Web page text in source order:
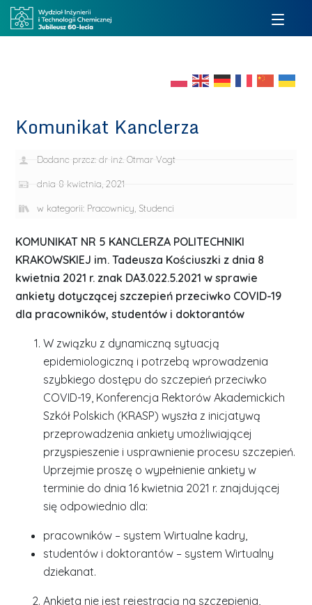
Komunikat Kanclerza
Dodane przez: dr inż. Otmar Vogt
dnia 8 kwietnia, 2021
w kategorii: Pracownicy, Studenci
KOMUNIKAT NR 5 KANCLERZA POLITECHNIKI
KRAKOWSKIEJ im.Tadeusza Kościuszki z dnia 8
kwietnia 2021 r. znak DA3.022.5.2021w sprawie
ankiety dotyczącej szczepień przeciwko COVID-19
dla pracowników, studentów i doktorantów
W związku z dynamiczną sytuacją
epidemiologiczną i potrzebą wprowadzenia
szybkiego dostępu do szczepień przeciwko
COVID-19, Konferencja Rektorów Akademickich
Szkół Polskich (KRASP) wyszła z inicjatywą
przeprowadzenia ankiety umożliwiającej
przyspieszenie i usprawnienie procesu szczepień.
Uprzejmie proszę o wypełnienie ankiety w
terminie do dnia 16 kwietnia 2021 r. znajdującej
się odpowiednio dla:
pracowników – system Wirtualne kadry,
studentów i doktorantów – system Wirtualny
dziekanat.
Ankieta nie jest rejestracją na szczepienia,